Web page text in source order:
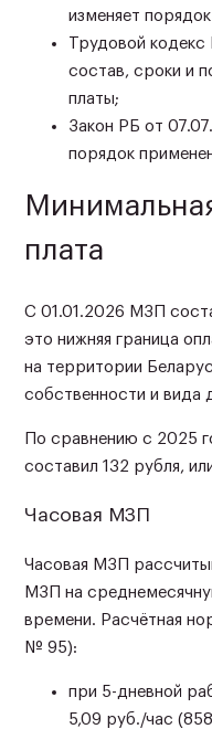
изменяет
Трудовой
состав, сроки и
платы;
Закон РБ от
порядок
плата
С 01.01.2026 МЗП
это нижняя граница
на территории
собственности и вида
По сравнению с 2025
составил 132 рубля,
Часовая МЗП
Часовая МЗП
МЗП на
времени. Расчётная
№ 95):
при 5-дневной
5,09 руб./час